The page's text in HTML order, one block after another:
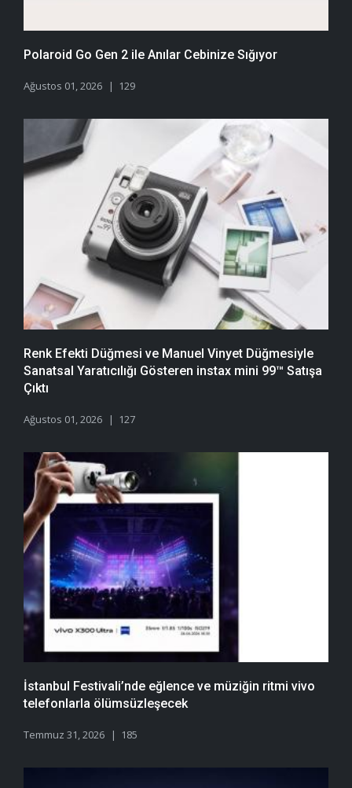
Polaroid Go Gen 2 ile Anılar Cebinize Sığıyor
Ağustos 01, 2026 129
Renk Efekti Düğmesi ve Manuel Vinyet Düğmesiyle
Sanatsal Yaratıcılığı Gösteren instax mini 99™ Satışa
Çıktı
Ağustos 01, 2026 127
İstanbul Festivali’nde eğlence ve müziğin ritmi vivo
telefonlarla ölümsüzleşecek
Temmuz 31, 2026 185